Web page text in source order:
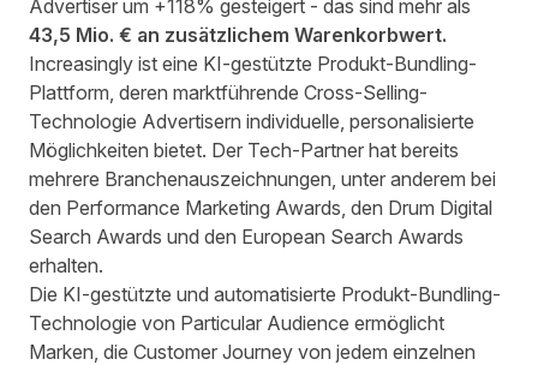
Advertiser um +118% gesteigert - das sind mehr als
43,5 Mio. € an zusätzlichem Warenkorbwert.
Increasingly ist eine KI-gestützte Produkt-Bundling-
Plattform, deren marktführende Cross-Selling-
Technologie Advertisern individuelle, personalisierte
Möglichkeiten bietet. Der Tech-Partner hat bereits
mehrere Branchenauszeichnungen, unter anderem bei
den Performance Marketing Awards, den Drum Digital
Search Awards und den European Search Awards
erhalten.
Die KI-gestützte und automatisierte Produkt-Bundling-
Technologie von Particular Audience ermöglicht
Marken, die Customer Journey von jedem einzelnen